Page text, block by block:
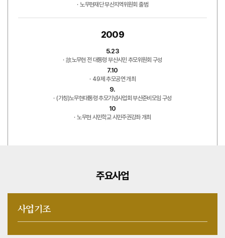
노무현재단 부산지역위원회 출범
2009
5.23
故노무현 전 대통령 부산시민 추모위원회 구성
7.10
49제 추모공연 개최
9.
(가칭)노무현대통령 추모기념사업회 부산준비모임 구성
10
노무현 시민학교 시민주권강좌 개최
주요사업
사업기조